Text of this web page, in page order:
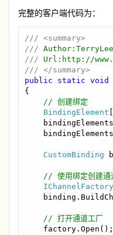
完整的客户端代码为：
/// <summary>
///
///
public static void
{
// 创建绑定
BindingElement
CustomBinding
// 使用绑定创建通
IChannelFactory
// 打开通道工厂
factory.Open();